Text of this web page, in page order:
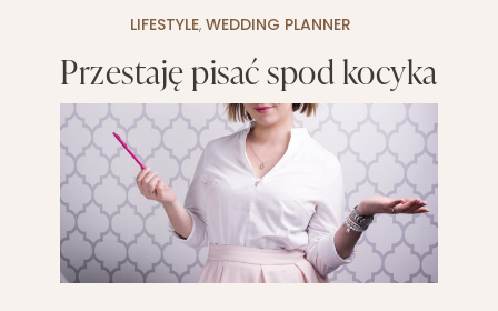
LIFESTYLE, WEDDING PLANNER
Przestaję pisać spod kocyka